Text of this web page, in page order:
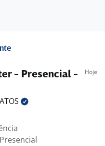
- Presencial -
Hoje
Presencial